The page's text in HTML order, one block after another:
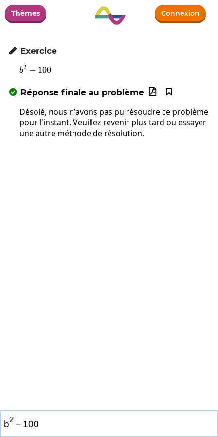
Thèmes Connexion
 Exercice
b^2-100
b2 − 100
 Réponse finale au problème 

Désolé, nous n'avons pas pu résoudre ce problème
pour l'instant. Veuillez revenir plus tard ou essayer
une autre méthode de résolution.
b2 − 100